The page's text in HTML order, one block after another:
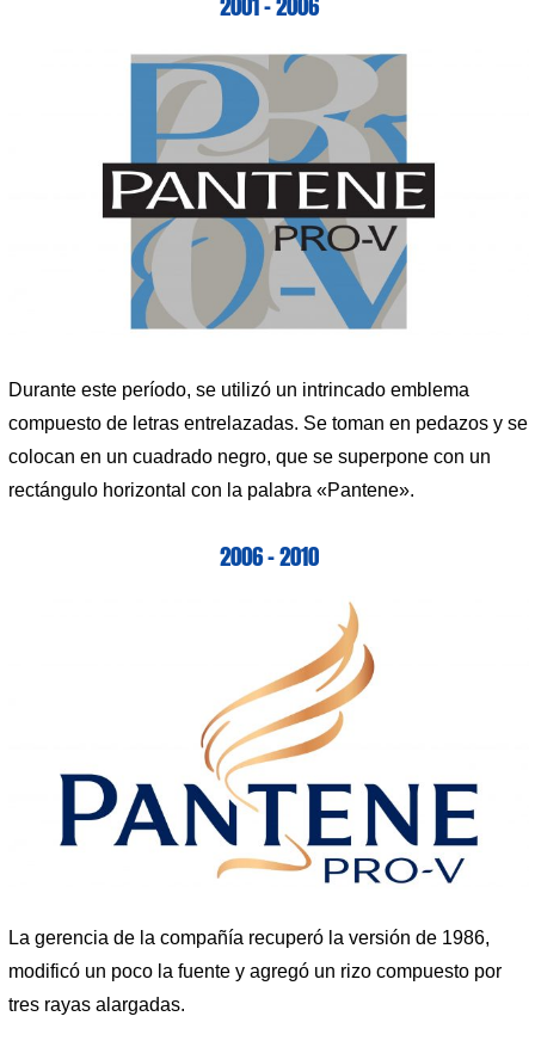
Durante este período, se utilizó un intrincado emblema
compuesto de letras entrelazadas. Se toman en pedazos y se
colocan en un cuadrado negro, que se superpone con un
rectángulo horizontal con la palabra «Pantene».
2006 – 2010
La gerencia de la compañía recuperó la versión de 1986,
modificó un poco la fuente y agregó un rizo compuesto por
tres rayas alargadas.